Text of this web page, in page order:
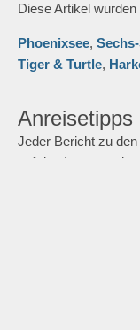
Diese Artikel
Phoenixsee,
Tiger & Turtle,
Anreisetipps
Jeder Bericht zu
auf den